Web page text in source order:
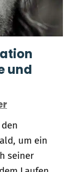
und
um ein
seiner